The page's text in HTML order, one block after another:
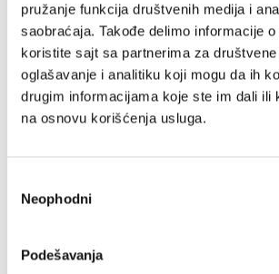
pružanje funkcija društvenih medija i
saobraćaja. Takođe delimo informacije
koristite sajt sa partnerima za društvene
oglašavanje i analitiku koji mogu da ih
drugim informacijama koje ste im dali ili
na osnovu korišćenja usluga.
сагласности
Neophodni
Podešavanja
Jedini saundtrek za
leta
Najbolji beogradski bend,
januara 1980. u kafani
magli sjaj”. I on im je možda i
ALEKSANDAR S. JANKOVIĆ